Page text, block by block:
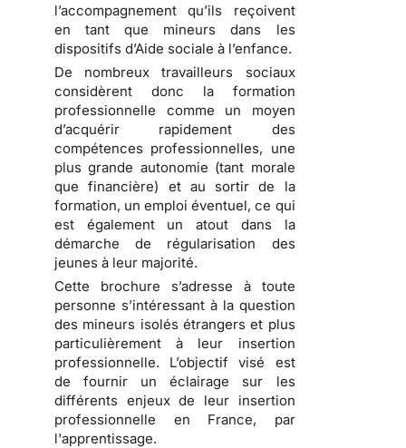
l’accompagnement qu’ils reçoivent
en tant que mineurs dans les
dispositifs d’Aide sociale à l’enfance.
De nombreux travailleurs sociaux
considèrent donc la formation
professionnelle comme un moyen
d’acquérir rapidement des
compétences professionnelles, une
plus grande autonomie (tant morale
que financière) et au sortir de la
formation, un emploi éventuel, ce qui
est également un atout dans la
démarche de régularisation des
jeunes à leur majorité.
Cette brochure s’adresse à toute
personne s’intéressant à la question
des mineurs isolés étrangers et plus
particulièrement à leur insertion
professionnelle. L’objectif visé est
de fournir un éclairage sur les
différents enjeux de leur insertion
professionnelle en France, par
l'apprentissage.